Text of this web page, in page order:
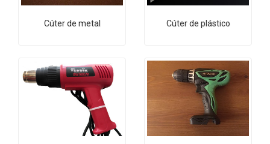
Cúter de metal Cúter de plástico